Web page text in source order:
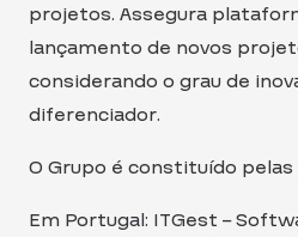
projetos. Assegura
lançamento de novos
considerando o grau de
diferenciador.
O Grupo é constituído
Em Portugal: ITGest –